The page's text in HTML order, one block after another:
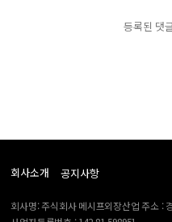
등록된 댓
회사소개 공지사항
회사명: 주식회사 메시프외장산업 주소 :